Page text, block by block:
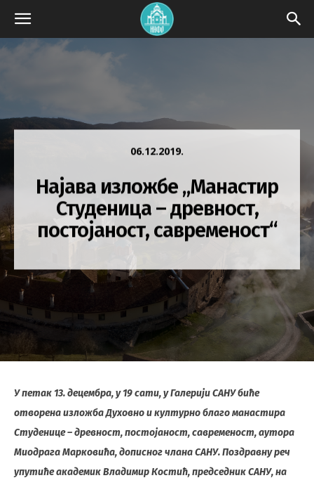
06.12.2019.
Најава изложбе „Манастир
Студеница – древност,
постојаност, савременост“
У петак 13. децембра, у 19 сати, у Галерији САНУ биће
отворена изложба Духовно и културно благо манастира
Студенице – древност, постојаност, савременост, аутора
Миодрага Марковића, дописног члана САНУ. Поздравну реч
упутиће академик Владимир Костић, председник САНУ, на